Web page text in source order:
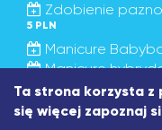
Zdobienie
5 PLN
Manicure
Manicure
krótkie do
Manicure
Ta strona korzysta z
się więcej zapoznaj